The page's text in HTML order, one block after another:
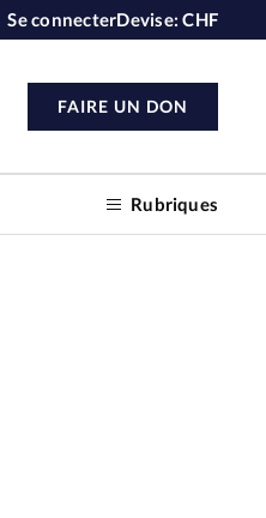
Se connecterDevise:CHF
Rubriques
FAIRE UN DON